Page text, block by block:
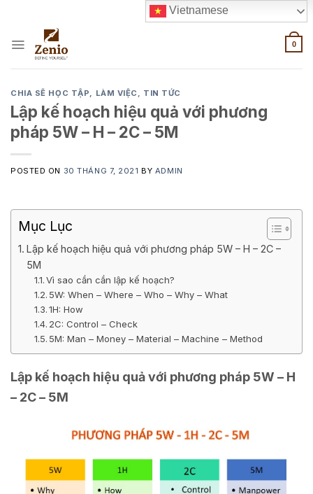
content
0
CHIA SẼ HỌC TẬP, LÀM VIỆC , TIN TỨC
Lập kế hoạch hiệu quả với phương
pháp 5W – H – 2C – 5M
POSTED ON 30 THÁNG 7, 2021 BY ADMIN
Mục Lục
Lập kế hoạch hiệu quả với phương pháp 5W – H – 2C –
5M
Vì sao cần cần lập kế hoạch?
5W: When – Where – Who – Why – What
1H: How
2C: Control – Check
5M: Man – Money – Material – Machine – Method
Lập kế hoạch hiệu quả với phương pháp 5W – H
– 2C – 5M
Vietnamese